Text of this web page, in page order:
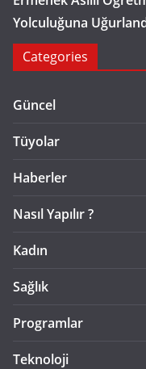
Yolculuğuna
Categories
Güncel
Tüyolar
Haberler
Nasıl Yapılır ?
Kadın
Sağlık
Programlar
Teknoloji